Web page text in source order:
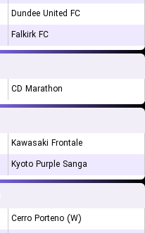
Dundee United FC
Falkirk FC
CD Marathon
Kawasaki Frontale
Kyoto Purple Sanga
Cerro Porteno (W)